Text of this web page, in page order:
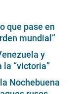
que pase en
mundial”
y
la “victoria”
Nochebuena